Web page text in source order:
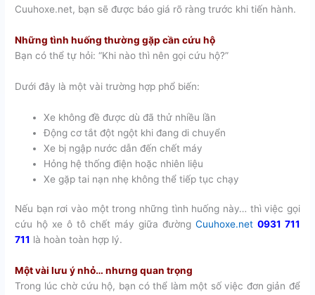
Cuuhoxe.net, bạn sẽ được báo giá rõ ràng trước khi tiến hành.
Những tình huống thường gặp cần cứu hộ
Bạn có thể tự hỏi: “Khi nào thì nên gọi cứu hộ?”
Dưới đây là một vài trường hợp phổ biến:
Xe không đề được dù đã thử nhiều lần
Động cơ tắt đột ngột khi đang di chuyển
Xe bị ngập nước dẫn đến chết máy
Hỏng hệ thống điện hoặc nhiên liệu
Xe gặp tai nạn nhẹ không thể tiếp tục chạy
Nếu bạn rơi vào một trong những tình huống này… thì việc gọi
cứu hộ xe ô tô chết máy giữa đường Cuuhoxe.net 0931 711
711 là hoàn toàn hợp lý.
Một vài lưu ý nhỏ… nhưng quan trọng
Trong lúc chờ cứu hộ, bạn có thể làm một số việc đơn giản để